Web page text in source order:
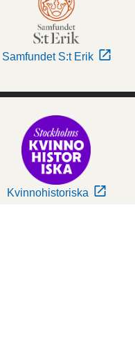
Samfundet S:t Erik
Kvinnohistoriska